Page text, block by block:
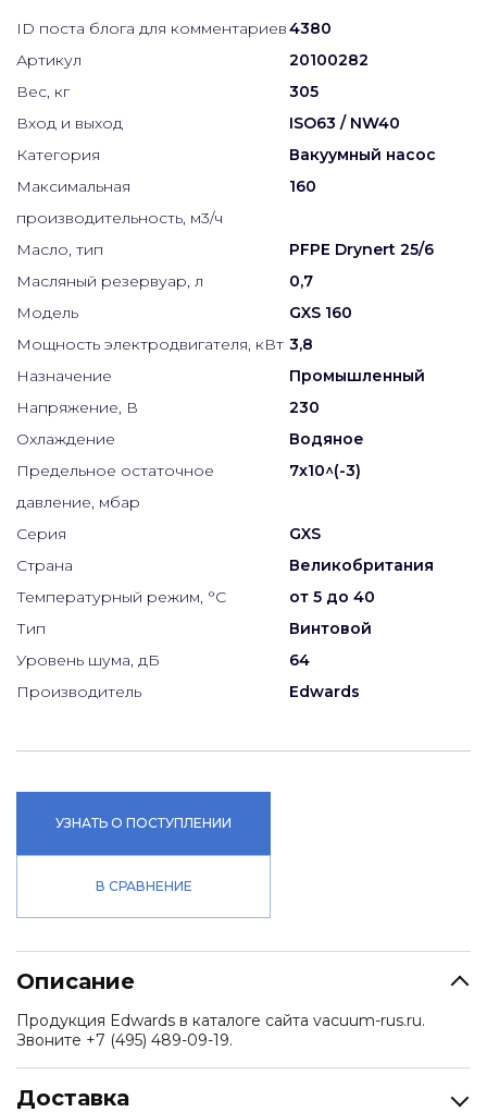
ID поста блога для комментариев4380
Артикул
20100282
Вес, кг
305
Вход и выход
ISO63 / NW40
Категория
Вакуумный насос
Максимальная
производительность, м3/ч
160
Масло, тип
PFPE Drynert 25/6
Масляный резервуар, л
0,7
Модель
GXS 160
Мощность электродвигателя, кВт 3,8
Назначение
Промышленный
Напряжение, В
230
Охлаждение
Водяное
Предельное остаточное
давление, мбар
7x10^(-3)
Серия
GXS
Страна
Великобритания
Температурный режим, °С
от 5 до 40
Тип
Винтовой
Уровень шума, дБ
64
Производитель
Edwards
УЗНАТЬ О ПОСТУПЛЕНИИ
В СРАВНЕНИЕ
Описание
Продукция Edwards в каталоге сайта vacuum-rus.ru.
Звоните +7 (495) 489-09-19.
Доставка